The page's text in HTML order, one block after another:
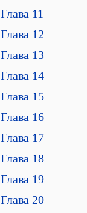
Глава 11
Глава 12
Глава 13
Глава 14
Глава 15
Глава 16
Глава 17
Глава 18
Глава 19
Глава 20